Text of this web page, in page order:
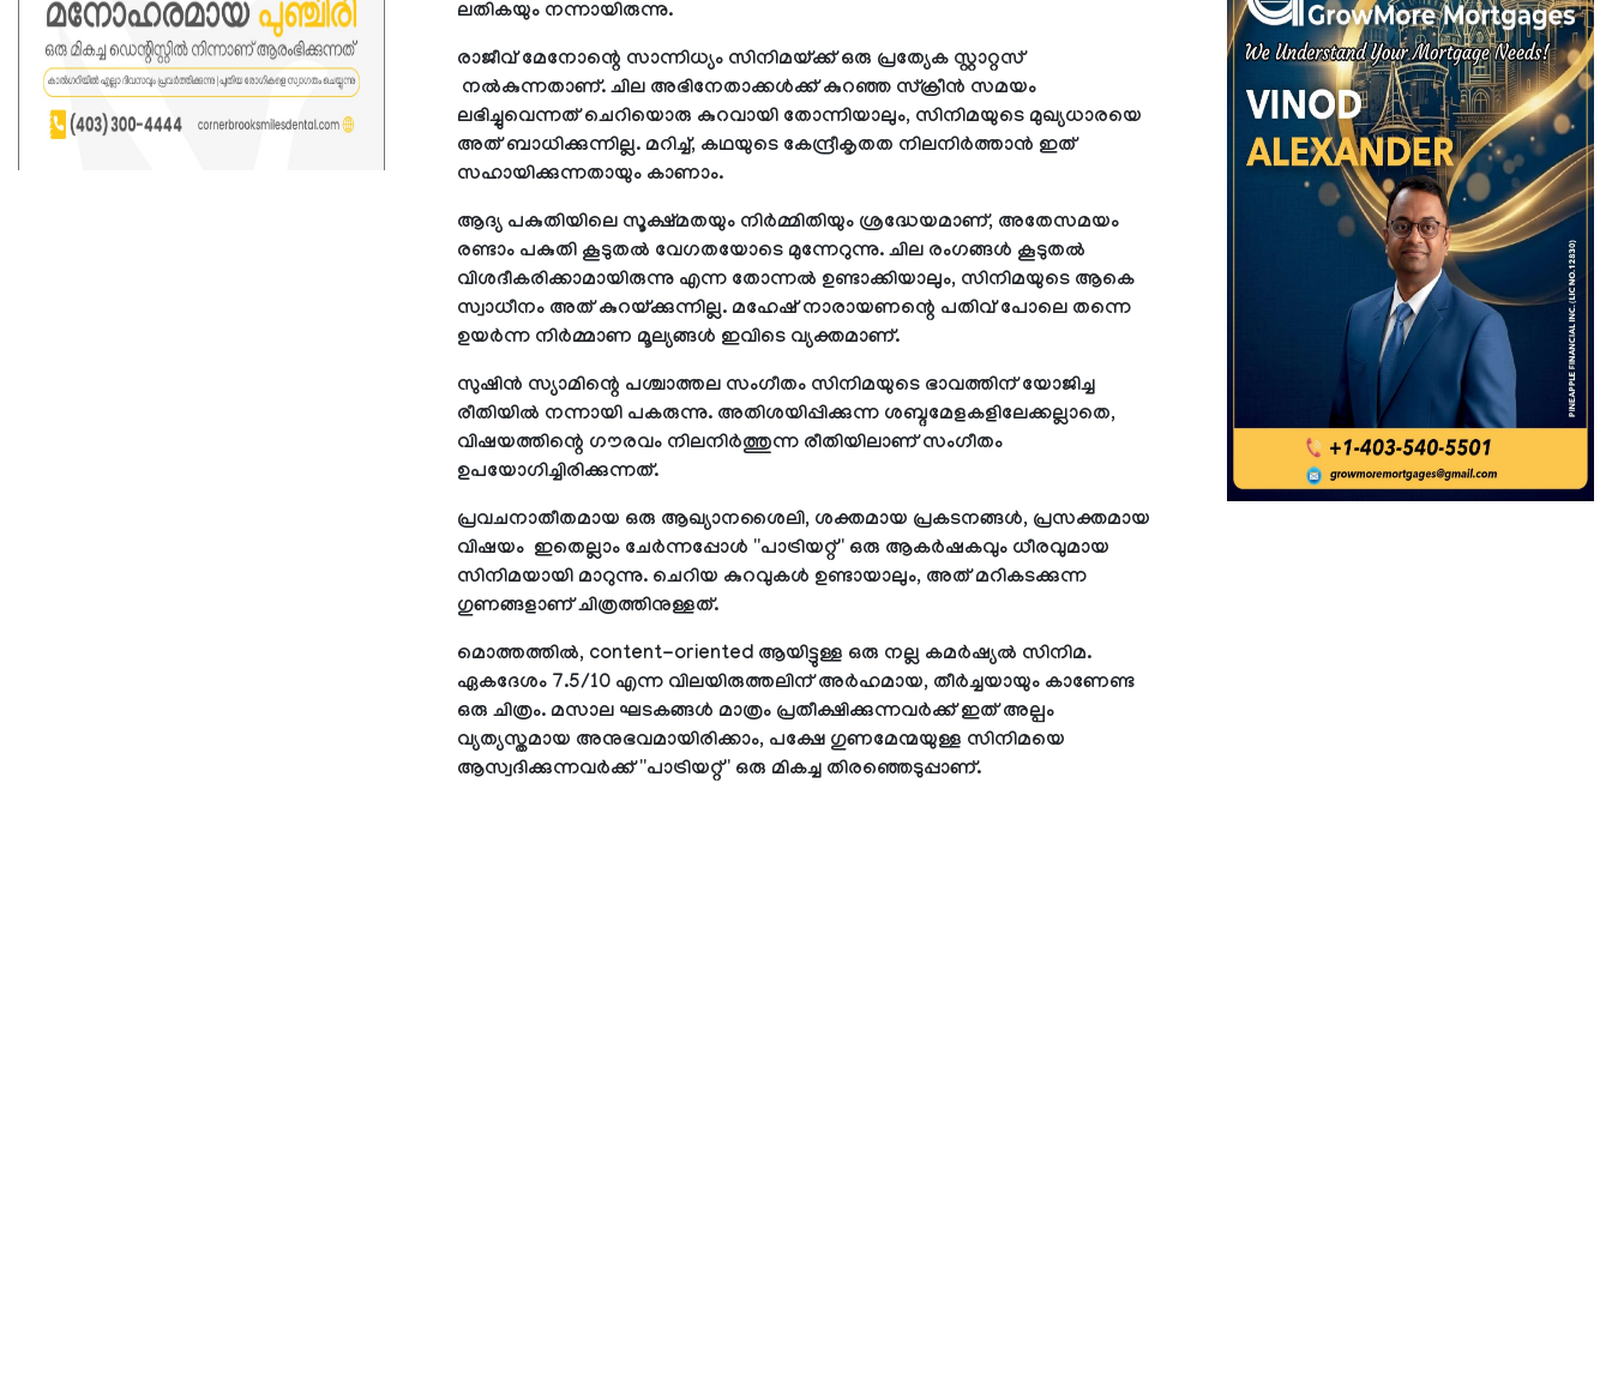
ലതികയും നന്നായിരുന്നു.
രാജീവ് മേനോന്റെ സാന്നിധ്യം സിനിമയ്ക്ക് ഒരു പ്രത്യേക സ്റ്റാറ്റസ്
നല്‍കുന്നതാണ്. ചില അഭിനേതാക്കള്‍ക്ക് കുറഞ്ഞ സ്‌ക്രീന്‍ സമയം
ലഭിച്ചുവെന്നത് ചെറിയൊരു കുറവായി തോന്നിയാലും, സിനിമയുടെ മുഖ്യധാരയെ
അത് ബാധിക്കുന്നില്ല. മറിച്ച്, കഥയുടെ കേന്ദ്രീകൃതത നിലനിര്‍ത്താന്‍ ഇത്
സഹായിക്കുന്നതായും കാണാം.
ആദ്യ പകുതിയിലെ സൂക്ഷ്മതയും നിര്‍മ്മിതിയും ശ്രദ്ധേയമാണ്, അതേസമയം
രണ്ടാം പകുതി കൂടുതല്‍ വേഗതയോടെ മുന്നേറുന്നു. ചില രംഗങ്ങള്‍ കൂടുതല്‍
വിശദീകരിക്കാമായിരുന്നു എന്ന തോന്നല്‍ ഉണ്ടാക്കിയാലും, സിനിമയുടെ ആകെ
സ്വാധീനം അത് കുറയ്ക്കുന്നില്ല. മഹേഷ് നാരായണന്റെ പതിവ് പോലെ തന്നെ
ഉയര്‍ന്ന നിര്‍മ്മാണ മൂല്യങ്ങള്‍ ഇവിടെ വ്യക്തമാണ്.
സുഷിന്‍ സ്യാമിന്റെ പശ്ചാത്തല സംഗീതം സിനിമയുടെ ഭാവത്തിന് യോജിച്ച
രീതിയില്‍ നന്നായി പകരുന്നു. അതിശയിപ്പിക്കുന്ന ശബ്ദമേളകളിലേക്കല്ലാതെ,
വിഷയത്തിന്റെ ഗൗരവം നിലനിര്‍ത്തുന്ന രീതിയിലാണ് സംഗീതം
ഉപയോഗിച്ചിരിക്കുന്നത്.
പ്രവചനാതീതമായ ഒരു ആഖ്യാനശൈലി, ശക്തമായ പ്രകടനങ്ങള്‍, പ്രസക്തമായ
വിഷയം ഇതെല്ലാം ചേര്‍ന്നപ്പോള്‍ ''പാട്രിയറ്റ്'' ഒരു ആകര്‍ഷകവും ധീരവുമായ
സിനിമയായി മാറുന്നു. ചെറിയ കുറവുകള്‍ ഉണ്ടായാലും, അത് മറികടക്കുന്ന
ഗുണങ്ങളാണ് ചിത്രത്തിനുള്ളത്.
മൊത്തത്തില്‍, content-oriented ആയിട്ടുള്ള ഒരു നല്ല കമര്‍ഷ്യല്‍ സിനിമ.
ഏകദേശം 7.5/10 എന്ന വിലയിരുത്തലിന് അര്‍ഹമായ, തീര്‍ച്ചയായും കാണേണ്ട
ഒരു ചിത്രം. മസാല ഘടകങ്ങള്‍ മാത്രം പ്രതീക്ഷിക്കുന്നവര്‍ക്ക് ഇത് അല്പം
വ്യത്യസ്തമായ അനുഭവമായിരിക്കാം, പക്ഷേ ഗുണമേന്മയുള്ള സിനിമയെ
ആസ്വദിക്കുന്നവര്‍ക്ക് ''പാട്രിയറ്റ്'' ഒരു മികച്ച തിരഞ്ഞെടുപ്പാണ്.